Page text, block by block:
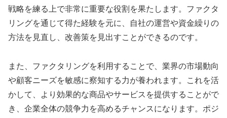
戦略を練る上で非常に重要な役割を果たします。ファクタ
リングを通じて得た経験を元に、自社の運営や資金繰りの
方法を見直し、改善策を見出すことができるのです。
また、ファクタリングを利用することで、業界の市場動向
や顧客ニーズを敏感に察知する力が養われます。これを活
かして、より効果的な商品やサービスを提供することがで
き、企業全体の競争力を高めるチャンスになります。ポジ